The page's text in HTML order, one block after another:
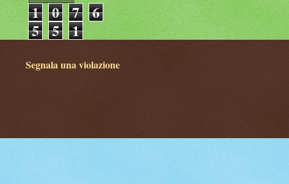
1 0 7 6
5 5 1
Segnala una violazione